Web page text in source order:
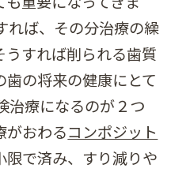
れば、その分治療の繰
うすれば削られる歯質
の将来の健康にとて
治療になるのが２つ
がおわるコンポジット
限で済み、すり減りや